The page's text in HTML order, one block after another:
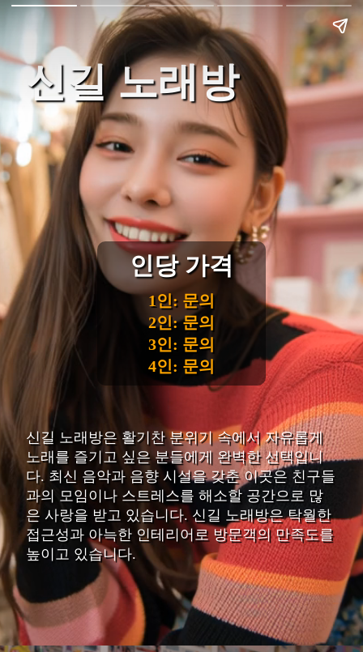
신길 노래방
인당 가격
1인: 문의
2인: 문의
3인: 문의
4인: 문의
신길 노래방은 활기찬 분위기 속에서 자유롭게
노래를 즐기고 싶은 분들에게 완벽한 선택입니
다. 최신 음악과 음향 시설을 갖춘 이곳은 친구들
과의 모임이나 스트레스를 해소할 공간으로 많
은 사랑을 받고 있습니다. 신길 노래방은 탁월한
접근성과 아늑한 인테리어로 방문객의 만족도를
높이고 있습니다.